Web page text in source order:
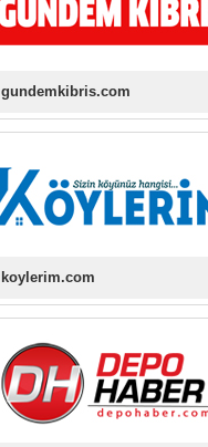
gundemkibris.com
koylerim.com